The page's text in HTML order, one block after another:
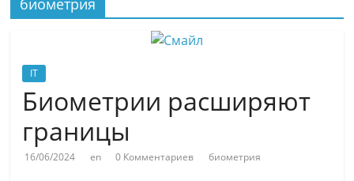
биометрия
IT
Биометрии расширяют
границы
16/06/2024 en 0 Комментариев биометрия